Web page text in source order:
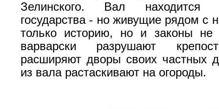
Зелинского. Вал находится
государства - но живущие рядом с
только историю, но и законы не
варварски разрушают
расширяют дворы своих частных
из вала растаскивают на огороды.